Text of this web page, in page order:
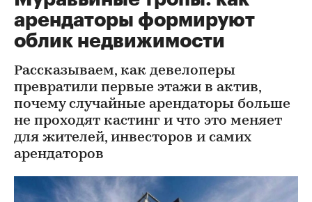
арендаторы формируют
облик недвижимости
Рассказываем, как девелоперы
превратили первые этажи в актив,
почему случайные арендаторы больше
не проходят кастинг и что это меняет
для жителей, инвесторов и самих
арендаторов